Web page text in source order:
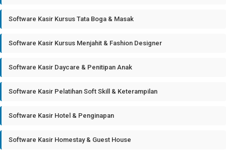
Software Kasir Kursus Tata Boga & Masak
Software Kasir Kursus Menjahit & Fashion Designer
Software Kasir Daycare & Penitipan Anak
Software Kasir Pelatihan Soft Skill & Keterampilan
Software Kasir Hotel & Penginapan
Software Kasir Homestay & Guest House